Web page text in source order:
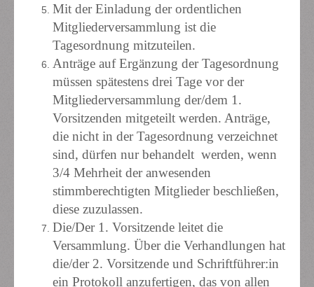
Mit der Einladung der ordentlichen
Mitgliederversammlung ist die
Tagesordnung mitzuteilen.
Anträge auf Ergänzung der Tagesordnung
müssen spätestens drei Tage vor der
Mitgliederversammlung der/dem 1.
Vorsitzenden mitgeteilt werden. Anträge,
die nicht in der Tagesordnung verzeichnet
sind, dürfen nur behandelt werden, wenn
3/4 Mehrheit der anwesenden
stimmberechtigten Mitglieder beschließen,
diese zuzulassen.
Die/Der 1. Vorsitzende leitet die
Versammlung. Über die Verhandlungen hat
die/der 2. Vorsitzende und Schriftführer:in
ein Protokoll anzufertigen, das von allen